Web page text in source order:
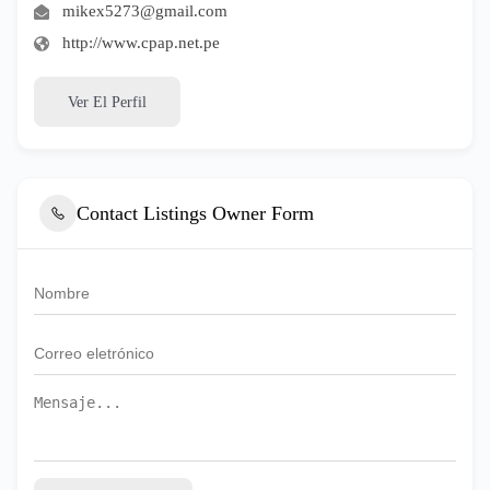
mikex5273@gmail.com
http://www.cpap.net.pe
Ver El Perfil
Contact Listings Owner Form